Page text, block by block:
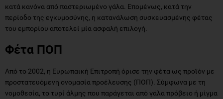
κατά κανόνα από παστεριωμένο γάλα. Επομένως, κατά την
περίοδο της εγκυμοσύνης, η κατανάλωση συσκευασμένης φέτας
του εμπορίου αποτελεί μία ασφαλή επιλογή.
Φέτα ΠΟΠ
Από το 2002, η Ευρωπαική Επιτροπή όρισε την φέτα ως προϊόν με
προστατευόμενη ονομασία προέλευσης (ΠΟΠ). Σύμφωνα με τη
νομοθεσία, το τυρί άλμης που παράγεται από γάλα πρόβειο ή μίγμα